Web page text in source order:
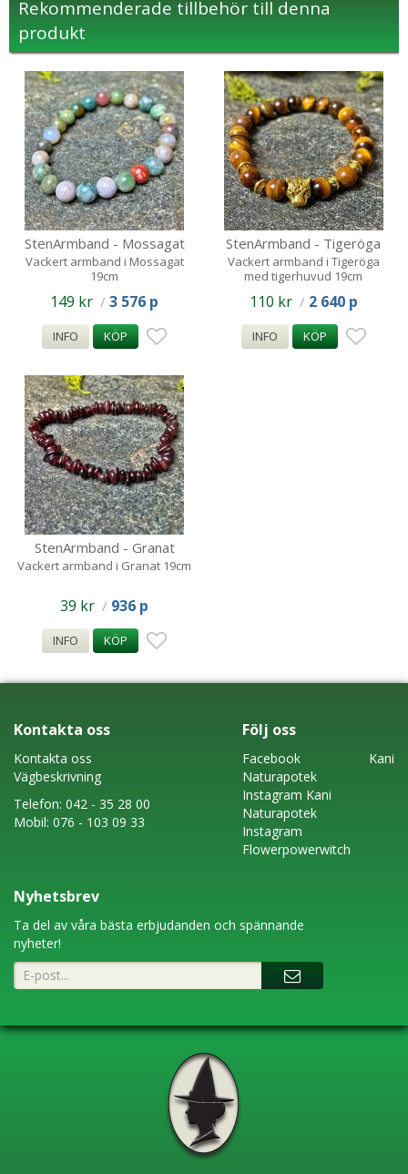
Rekommenderade tillbehör till denna
produkt
StenArmband - Mossagat
pärlor
Vackert armband i Mossagat
19cm
149 kr / 3 576 p
INFO KÖP
StenArmband - Tigeröga
med Leopardhuvud
Vackert armband i Tigeröga
med tigerhuvud 19cm
110 kr / 2 640 p
INFO KÖP
StenArmband - Granat
chipstone
Vackert armband i Granat 19cm
39 kr / 936 p
INFO KÖP
Kontakta oss
Kontakta oss
Vägbeskrivning
Telefon: 042 - 35 28 00
Mobil: 076 - 103 09 33
Följ oss
FacebookKani
Naturapotek
Instagram Kani
Naturapotek
Instagram
Flowerpowerwitch
Nyhetsbrev
Ta del av våra bästa erbjudanden och spännande
nyheter!